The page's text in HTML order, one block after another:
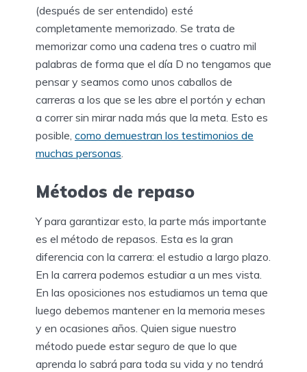
(después de ser entendido) esté
completamente memorizado. Se trata de
memorizar como una cadena tres o cuatro mil
palabras de forma que el día D no tengamos que
pensar y seamos como unos caballos de
carreras a los que se les abre el portón y echan
a correr sin mirar nada más que la meta. Esto es
posible, como demuestran los testimonios de
muchas personas
Métodos de repaso
Y para garantizar esto, la parte más importante
es el método de repasos. Esta es la gran
diferencia con la carrera: el estudio a largo plazo.
En la carrera podemos estudiar a un mes vista.
En las oposiciones nos estudiamos un tema que
luego debemos mantener en la memoria meses
y en ocasiones años. Quien sigue nuestro
método puede estar seguro de que lo que
aprenda lo sabrá para toda su vida y no tendrá